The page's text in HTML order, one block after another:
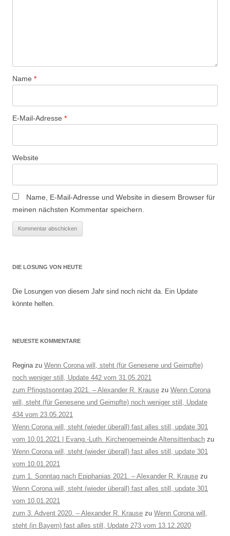
Name *
E-Mail-Adresse *
Website
Name, E-Mail-Adresse und Website in diesem Browser für
meinen nächsten Kommentar speichern.
DIE LOSUNG VON HEUTE
Die Losungen von diesem Jahr sind noch nicht da. Ein Update
könnte helfen.
NEUESTE KOMMENTARE
Reginazu Wenn Corona will, steht (für Genesene und Geimpfte)
noch weniger still, Update 442 vom 31.05.2021
zum Pfingstsonntag 2021. – Alexander R. Krause zu Wenn Corona
will, steht (für Genesene und Geimpfte) noch weniger still, Update
434 vom 23.05.2021
Wenn Corona will, steht (wieder überall) fast alles still, update 301
vom 10.01.2021 | Evang.-Luth. Kirchengemeinde Altensittenbach zu
Wenn Corona will, steht (wieder überall) fast alles still, update 301
vom 10.01.2021
zum 1. Sonntag nach Epiphanias 2021. – Alexander R. Krause zu
Wenn Corona will, steht (wieder überall) fast alles still, update 301
vom 10.01.2021
zum 3. Advent 2020. – Alexander R. Krause zu Wenn Corona will,
steht (in Bayern) fast alles still, Update 273 vom 13.12.2020